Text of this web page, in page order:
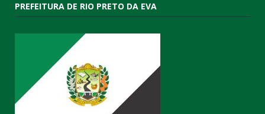
PREFEITURA DE RIO PRETO DA EVA